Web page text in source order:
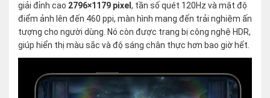
giải đỉnh cao 2796×1179 pixel , tần số quét 120Hz và mật độ
điểm ảnh lên đến 460 ppi, màn hình mang đến trải nghiệm ấn
tượng cho người dùng. Nó còn được trang bị công nghệ HDR,
giúp hiển thị màu sắc và độ sáng chân thực hơn bao giờ hết.